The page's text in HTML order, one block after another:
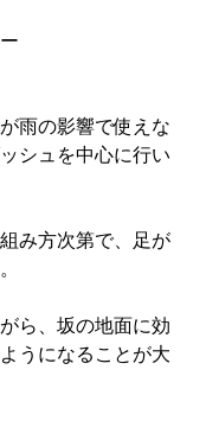
雨の影響で使えな
シュを中心に行い
み方次第で、足が
ら、坂の地面に効
うになることが大